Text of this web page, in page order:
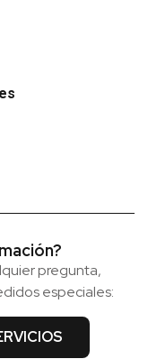
pregunta,
especiales: